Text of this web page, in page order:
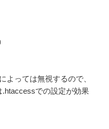
よっては無視するので、
での設定が効果